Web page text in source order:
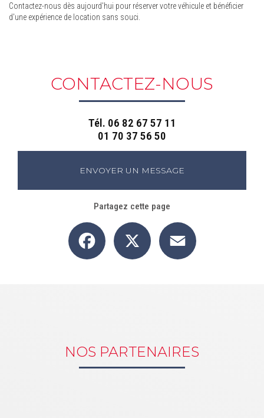
Contactez-nous dès aujourd'hui pour réserver votre véhicule et bénéficier
d'une expérience de location sans souci.
CONTACTEZ-NOUS
Tél. 06 82 67 57 11
01 70 37 56 50
ENVOYER UN MESSAGE
Partagez cette page
Facebook
NOS PARTENAIRES